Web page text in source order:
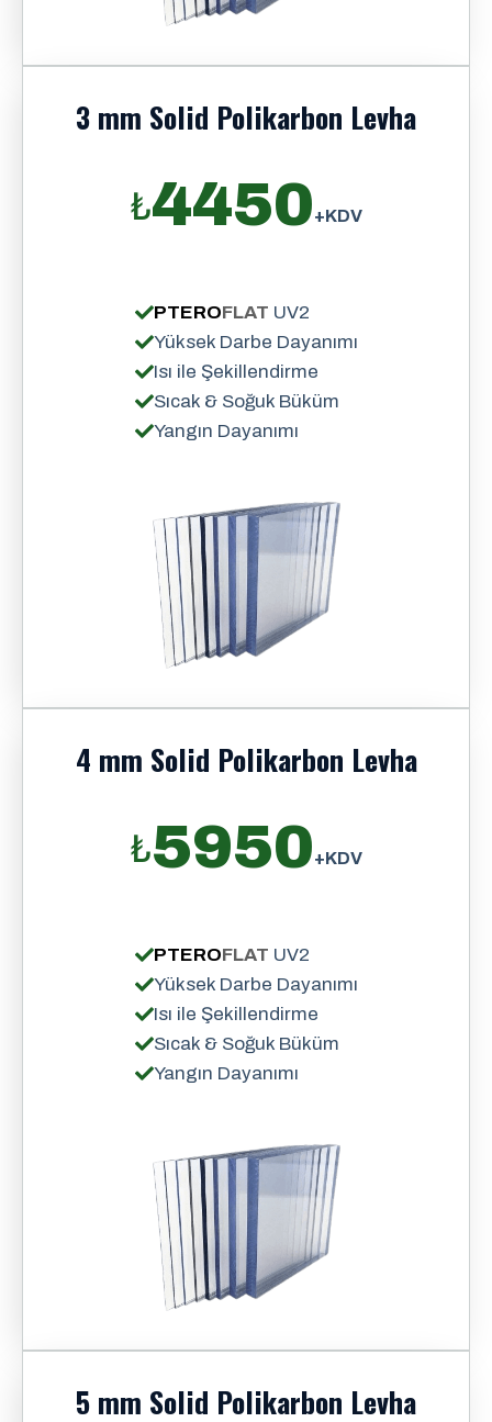
3 mm Solid Polikarbon Levha
₺4450+KDV
PTEROFLAT UV2
Yüksek Darbe Dayanımı
Isı ile Şekillendirme
Sıcak & Soğuk Büküm
Yangın Dayanımı
4 mm Solid Polikarbon Levha
₺5950+KDV
PTEROFLAT UV2
Yüksek Darbe Dayanımı
Isı ile Şekillendirme
Sıcak & Soğuk Büküm
Yangın Dayanımı
5 mm Solid Polikarbon Levha